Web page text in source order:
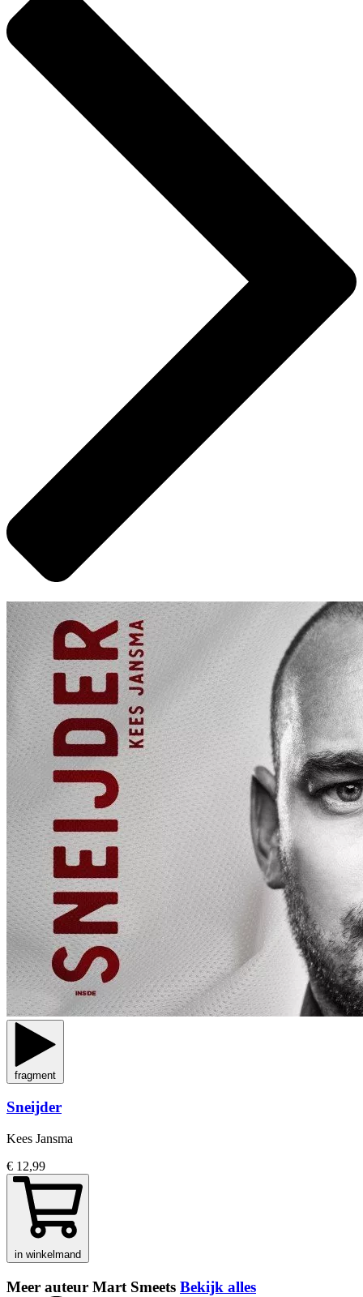
fragment
Sneijder
Kees Jansma
€ 12,99
in winkelmand
Meer auteur Mart Smeets Bekijk alles